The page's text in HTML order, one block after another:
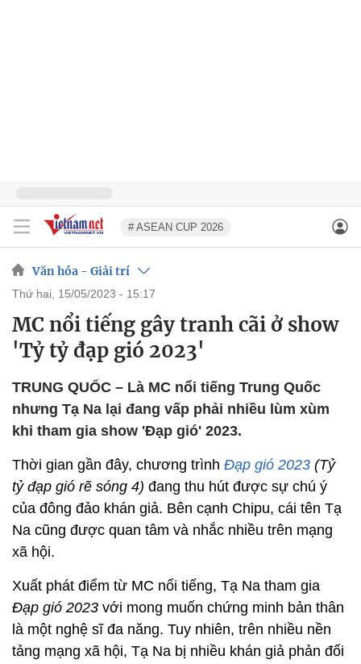
# ASEAN CUP 2026
Văn hóa - Giải trí
thứ hai, 15/05/2023 - 15:17
MC nổi tiếng gây tranh cãi ở show
'Tỷ tỷ đạp gió 2023'
TRUNG QUỐC – Là MC nổi tiếng Trung Quốc
nhưng Tạ Na lại đang vấp phải nhiều lùm xùm
khi tham gia show 'Đạp gió' 2023.
Thời gian gần đây, chương trình Đạp gió 2023 (Tỷ
tỷ đạp gió rẽ sóng 4) đang thu hút được sự chú ý
của đông đảo khán giả. Bên cạnh Chipu, cái tên Tạ
Na cũng được quan tâm và nhắc nhiều trên mạng
xã hội.
Xuất phát điểm từ MC nổi tiếng, Tạ Na tham gia
Đạp gió 2023 với mong muốn chứng minh bản thân
là một nghệ sĩ đa năng. Tuy nhiên, trên nhiều nền
tảng mạng xã hội, Tạ Na bị nhiều khán giả phản đối